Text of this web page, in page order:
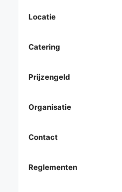
Locatie
Catering
Prijzengeld
Organisatie
Contact
Reglementen